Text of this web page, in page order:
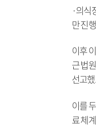
·의식
만 진
이후
근 법
선고
이를
료 체